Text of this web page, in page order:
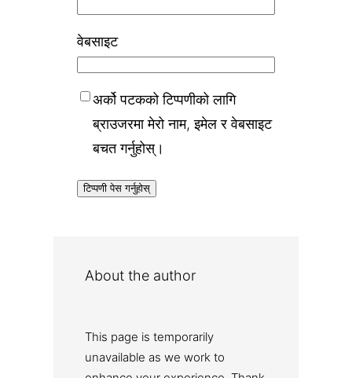
वेबसाइट
अर्को पटकको टिप्पणीको लागि
ब्राउजरमा मेरो नाम, इमेल र वेबसाइट
बचत गर्नुहोस्।
About the author
This page is temporarily
unavailable as we work to